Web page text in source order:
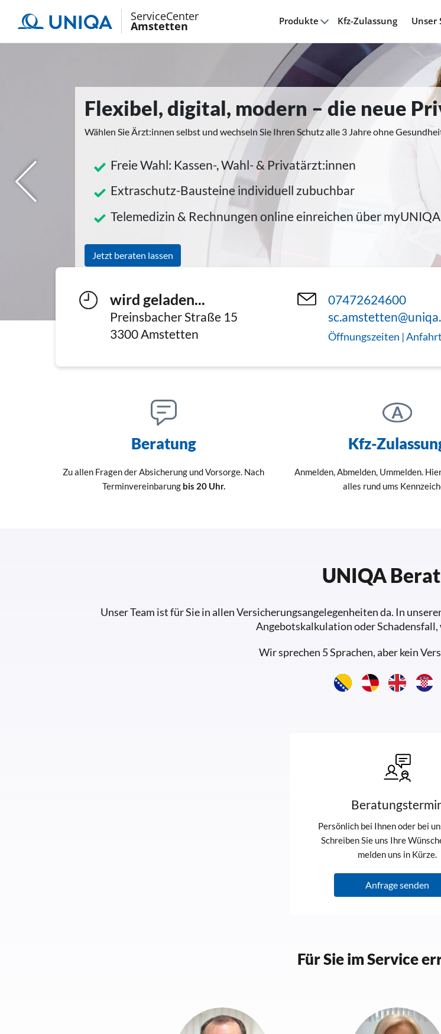
ServiceCenter
Amstetten Produkte Kfz-Zulassung Unser
Flexibel, digital, modern – die neue
Wählen Sie Ärzt:innen selbst und wechseln Sie Ihren Schutz alle 3 Jahre ohne
Freie Wahl: Kassen-, Wahl- & Privatärzt:innen
Extraschutz-Bausteine individuell zubuchbar
Telemedizin & Rechnungen online einreichen über myUNIQA
Jetzt beraten lassen
wird geladen...
Preinsbacher Straße 15
3300Amstetten
07472624600
Öffnungszeiten | Anfahrt
Beratung
Zu allen Fragen der Absicherung und Vorsorge. Nach
Terminvereinbarung bis 20 Uhr.
Kfz-
Anmelden, Abmelden, Ummelden.
alles rund ums
UNIQA
Unser Team ist für Sie in allen Versicherungsangelegenheiten da. In
Angebotskalkulation oder Schadensfall,
Wir sprechen 5 Sprachen, aber kein
Persönlich bei Ihnen oder bei
Schreiben Sie uns Ihre
melden uns in Kürze.
Anfrage senden
Für Sie im Service